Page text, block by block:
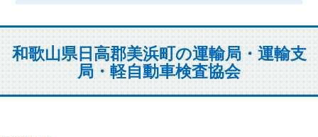
和歌山県日高郡美浜町の運輸局・運輸支
局・軽自動車検査協会